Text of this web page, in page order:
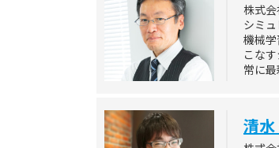
株式
シミ
機械
こな
常に
清